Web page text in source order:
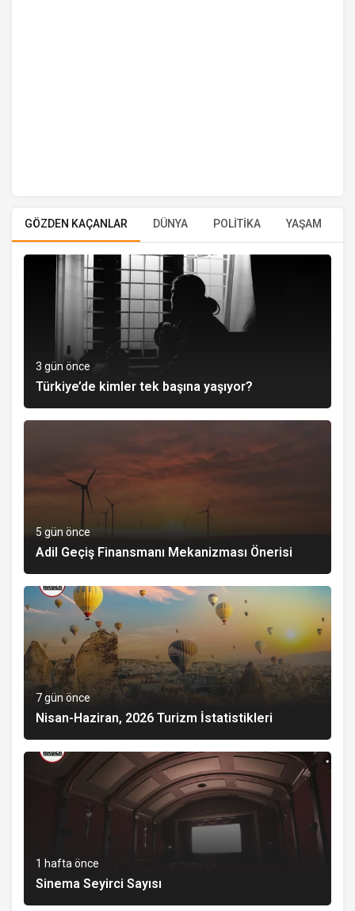
GÖZDEN KAÇANLAR DÜNYA POLİTİKA YAŞAM
3 gün önce
Türkiye’de kimler tek başına yaşıyor?
5 gün önce
Adil Geçiş Finansmanı Mekanizması Önerisi
7 gün önce
Nisan-Haziran, 2026 Turizm İstatistikleri
1 hafta önce
Sinema Seyirci Sayısı